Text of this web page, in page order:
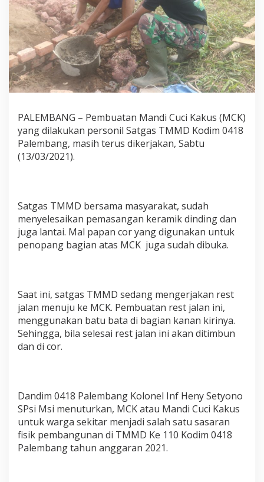
PALEMBANG – Pembuatan Mandi Cuci Kakus (MCK)
yang dilakukan personil Satgas TMMD Kodim 0418
Palembang, masih terus dikerjakan, Sabtu
(13/03/2021).
Satgas TMMD bersama masyarakat, sudah
menyelesaikan pemasangan keramik dinding dan
juga lantai. Mal papan cor yang digunakan untuk
penopang bagian atas MCK juga sudah dibuka.
Saat ini, satgas TMMD sedang mengerjakan rest
jalan menuju ke MCK. Pembuatan rest jalan ini,
menggunakan batu bata di bagian kanan kirinya.
Sehingga, bila selesai rest jalan ini akan ditimbun
dan di cor.
Dandim 0418 Palembang Kolonel Inf Heny Setyono
SPsi Msi menuturkan, MCK atau Mandi Cuci Kakus
untuk warga sekitar menjadi salah satu sasaran
fisik pembangunan di TMMD Ke 110 Kodim 0418
Palembang tahun anggaran 2021.